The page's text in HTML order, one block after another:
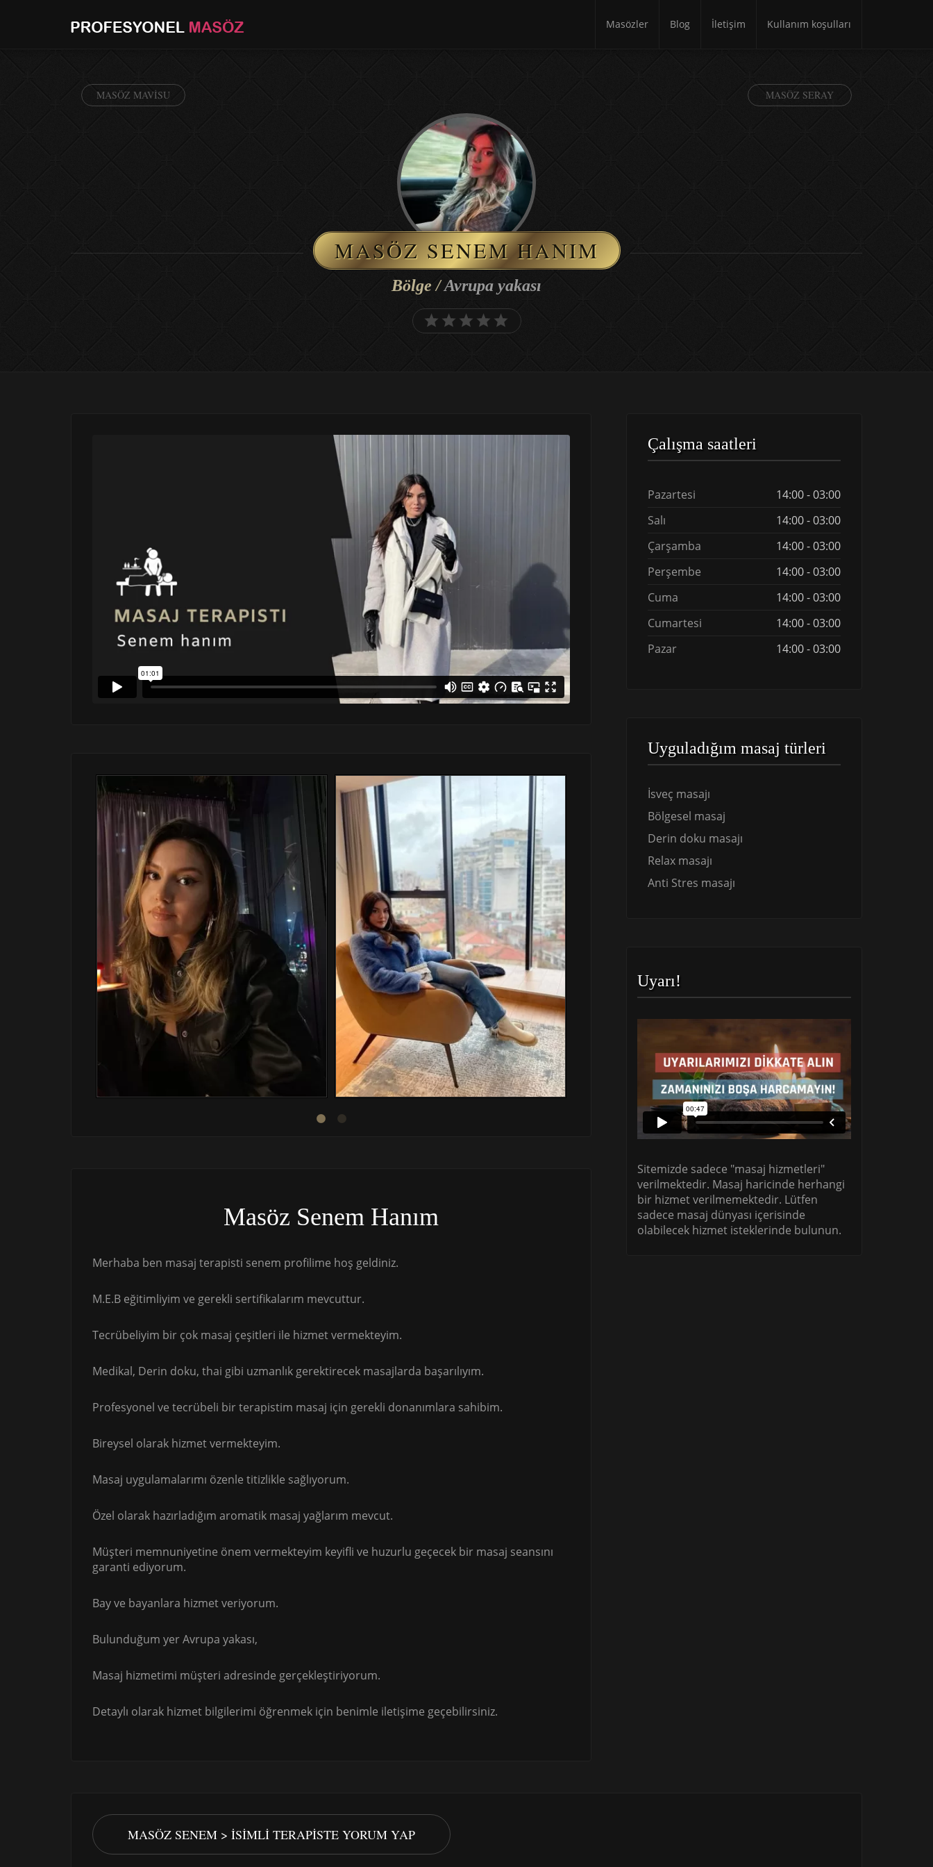
Masözler Blog İletişim Kullanım koşulları
MASÖZ MAVISU MASÖZ SERAY
MASÖZ SENEM HANIM
Bölge /Avrupa yakası
Masöz Senem Hanım
Merhaba ben masaj terapisti senem profilime hoş geldiniz.
M.E.B eğitimliyim ve gerekli sertifikalarım mevcuttur.
Tecrübeliyim bir çok masaj çeşitleri ile hizmet vermekteyim.
Medikal, Derin doku, thai gibi uzmanlık gerektirecek masajlarda başarılıyım.
Profesyonel ve tecrübeli bir terapistim masaj için gerekli donanımlara sahibim.
Bireysel olarak hizmet vermekteyim.
Masaj uygulamalarımı özenle titizlikle sağlıyorum.
Özel olarak hazırladığım aromatik masaj yağlarım mevcut.
Müşteri memnuniyetine önem vermekteyim keyifli ve huzurlu geçecek bir masaj seansını
garanti ediyorum.
Bay ve bayanlara hizmet veriyorum.
Bulunduğum yer Avrupa yakası,
Masaj hizmetimi müşteri adresinde gerçekleştiriyorum.
Detaylı olarak hizmet bilgilerimi öğrenmek için benimle iletişime geçebilirsiniz.
Çalışma saatleri
Pazartesi
14:00 - 03:00
Salı
14:00 - 03:00
Çarşamba
14:00 - 03:00
Perşembe
14:00 - 03:00
Cuma
14:00 - 03:00
Cumartesi
14:00 - 03:00
Pazar
14:00 - 03:00
Uyguladığım masaj türleri
İsveç masajı
Bölgesel masaj
Derin doku masajı
Relax masajı
Anti Stres masajı
Uyarı!
Sitemizde sadece "masaj hizmetleri"
verilmektedir. Masaj haricinde herhangi
bir hizmet verilmemektedir. Lütfen
sadece masaj dünyası içerisinde
olabilecek hizmet isteklerinde bulunun.
MASÖZ SENEM > İSIMLI TERAPISTE YORUM YAP